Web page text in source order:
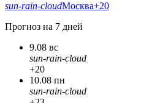
sun-rain-cloudМосква+20
Прогноз на 7 дней
9.08 вс
sun-rain-cloud
+20
10.08 пн
sun-rain-cloud